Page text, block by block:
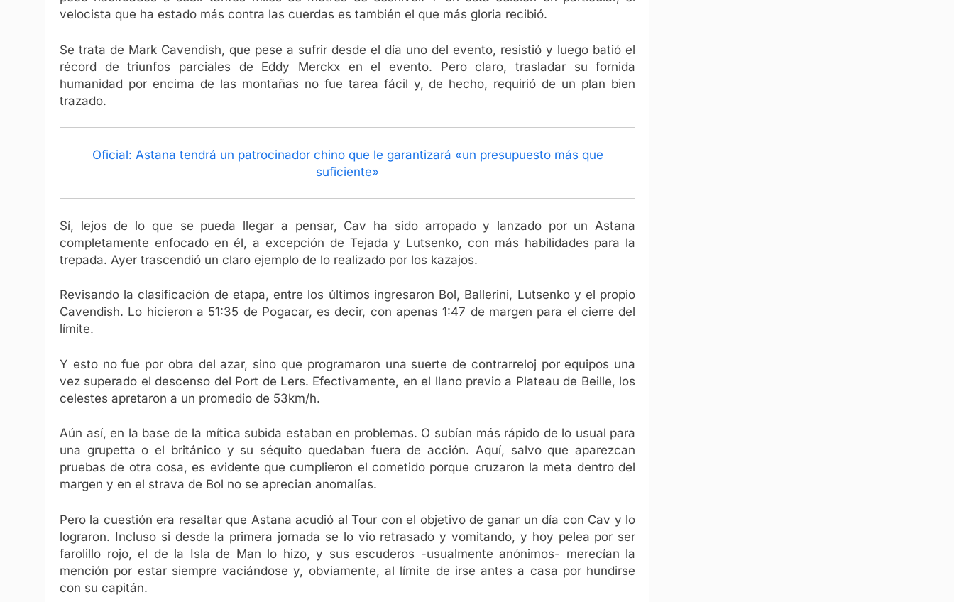
velocista que ha estado más contra las cuerdas es también el que más gloria recibió.
Se trata de Mark Cavendish, que pese a sufrir desde el día uno del evento, resistió y luego batió el
récord de triunfos parciales de Eddy Merckx en el evento. Pero claro, trasladar su fornida
humanidad por encima de las montañas no fue tarea fácil y, de hecho, requirió de un plan bien
trazado.
Oficial: Astana tendrá un patrocinador chino que le garantizará «un presupuesto más que
suficiente»
Sí, lejos de lo que se pueda llegar a pensar, Cav ha sido arropado y lanzado por un Astana
completamente enfocado en él, a excepción de Tejada y Lutsenko, con más habilidades para la
trepada. Ayer trascendió un claro ejemplo de lo realizado por los kazajos.
Revisando la clasificación de etapa, entre los últimos ingresaron Bol, Ballerini, Lutsenko y el propio
Cavendish. Lo hicieron a 51:35 de Pogacar, es decir, con apenas 1:47 de margen para el cierre del
límite.
Y esto no fue por obra del azar, sino que programaron una suerte de contrarreloj por equipos una
vez superado el descenso del Port de Lers. Efectivamente, en el llano previo a Plateau de Beille, los
celestes apretaron a un promedio de 53km/h.
Aún así, en la base de la mítica subida estaban en problemas. O subían más rápido de lo usual para
una grupetta o el británico y su séquito quedaban fuera de acción. Aquí, salvo que aparezcan
pruebas de otra cosa, es evidente que cumplieron el cometido porque cruzaron la meta dentro del
margen y en el strava de Bol no se aprecian anomalías.
Pero la cuestión era resaltar que Astana acudió al Tour con el objetivo de ganar un día con Cav y lo
lograron. Incluso si desde la primera jornada se lo vio retrasado y vomitando, y hoy pelea por ser
farolillo rojo, el de la Isla de Man lo hizo, y sus escuderos -usualmente anónimos- merecían la
mención por estar siempre vaciándose y, obviamente, al límite de irse antes a casa por hundirse
con su capitán.